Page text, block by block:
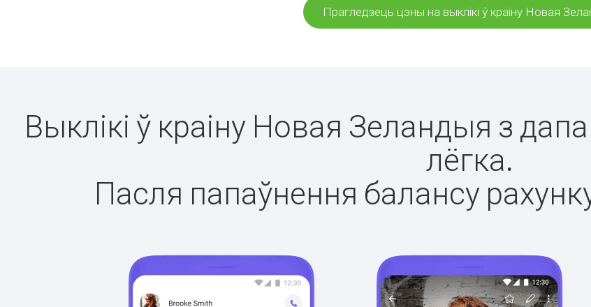
Прагледзець цэны на выклікі ў краіну Новая
Выклікі ў краіну Новая Зеландыя з
лёгка.
Пасля папаўнення балансу